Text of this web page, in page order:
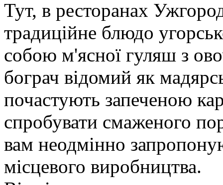
Тут, в ресторанах
традиційне блюдо
собою м'ясної гуляш з
бограч відомий як
почастують запеченою
спробувати смаженого
вам неодмінно
місцевого виробництва.